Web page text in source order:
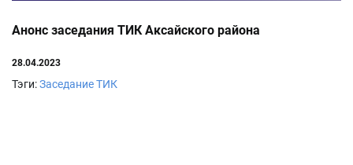
Анонс заседания ТИК Аксайского района
28.04.2023
Тэги:Заседание ТИК